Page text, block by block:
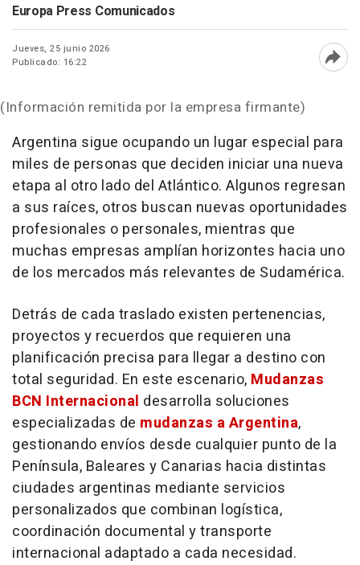
Europa Press Comunicados
Jueves, 25 junio 2026
Publicado: 16:22
(Información remitida por la empresa firmante)
Argentina sigue ocupando un lugar especial para
miles de personas que deciden iniciar una nueva
etapa al otro lado del Atlántico. Algunos regresan
a sus raíces, otros buscan nuevas oportunidades
profesionales o personales, mientras que
muchas empresas amplían horizontes hacia uno
de los mercados más relevantes de Sudamérica.
Detrás de cada traslado existen pertenencias,
proyectos y recuerdos que requieren una
planificación precisa para llegar a destino con
total seguridad. En este escenario, Mudanzas
BCN Internacional desarrolla soluciones
especializadas de mudanzas a Argentina,
gestionando envíos desde cualquier punto de la
Península, Baleares y Canarias hacia distintas
ciudades argentinas mediante servicios
personalizados que combinan logística,
coordinación documental y transporte
internacional adaptado a cada necesidad.